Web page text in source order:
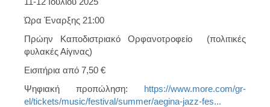
Ώρα Έναρξης 21:00
Πρώην Καποδιστριακό Ορφανοτροφείο (πολιτικές
φυλακές Αίγινας)
Εισιτήρια από 7,50 €
Ψηφιακή προπώληση: https://www.more.com/gr-
el/tickets/music/festival/summer/aegina-jazz-fes...